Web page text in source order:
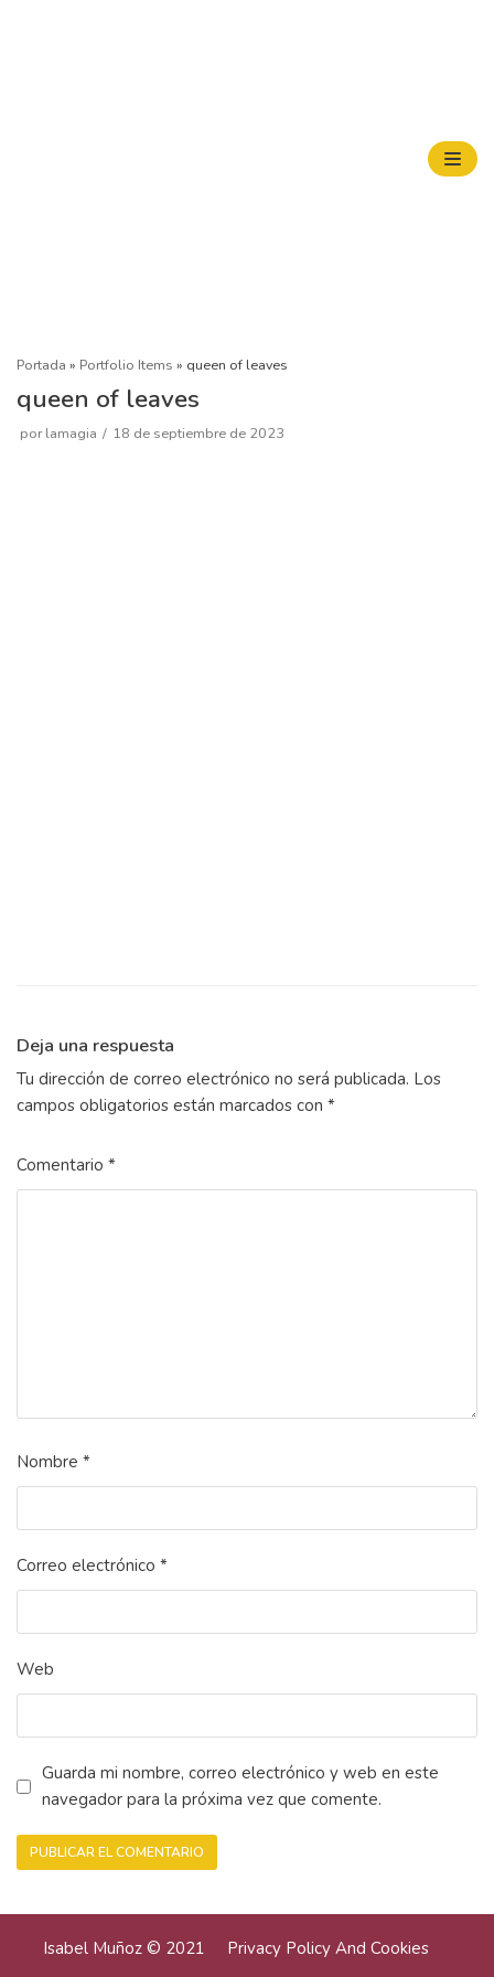
Portada » Portfolio Items » queen of leaves
queen of leaves
porlamagia 18 de septiembre de 2023
Deja una respuesta
Tu dirección de correo electrónico no será publicada. Los
campos obligatorios están marcados con *
Comentario *
Nombre *
Correo electrónico *
Web
Guarda mi nombre, correo electrónico y web en este
navegador para la próxima vez que comente.
Isabel Muñoz © 2021 Privacy Policy And Cookies